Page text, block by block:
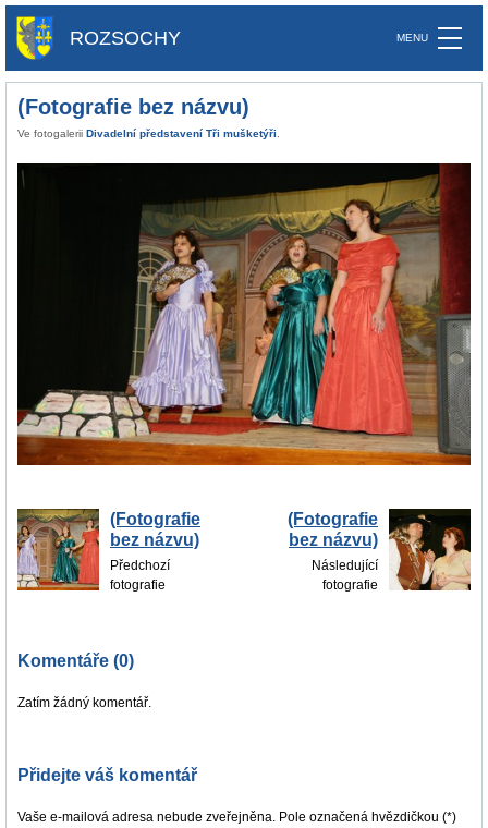
ROZSOCHY
(Fotografie bez názvu)
Ve fotogalerii Divadelní představení Tři mušketýři
(Fotografie
bez názvu)
Předchozí
fotografie
(Fotografie
bez názvu)
Následující
fotografie
Komentáře (0)
Zatím žádný komentář.
Přidejte váš komentář
Vaše e-mailová adresa nebude zveřejněna. Pole označená hvězdičkou (*)